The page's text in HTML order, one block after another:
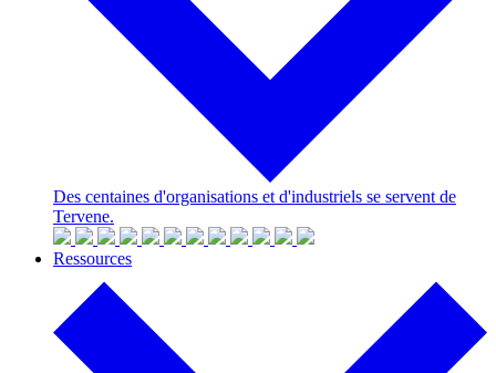
Des centaines d'organisations et d'industriels se servent de
Tervene.
Ressources